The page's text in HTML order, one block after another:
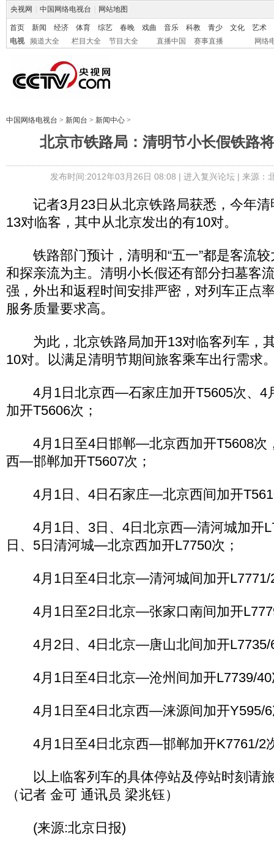
央视网 中国网络电视台 网站地图
首页 新闻 经济 体育 综艺 春晚 戏曲 音乐 科教 青少 文化
艺术
电视
频道大全 栏目大全 节目大全 直播中国 赛事直播 网络
中国网络电视台 > 新闻台 > 新闻中心 >
北京市铁路局：清明节小长假铁路
发布时间:2012年03月26日 08:08 | 进入复兴论坛| 来源：
记者3月23日从北京铁路局获悉，今年清
13对临客，其中从北京发出的有10对。
铁路部门预计，清明和“五一”都是客流较
和探亲流为主。清明小长假还有部分扫墓客
强，外出和返程时间安排严密，对列车正点
服务质量要求高。
为此，北京铁路局加开13对临客列车，
10对。以满足清明节期间旅客乘车出行需求
4月1日北京西―石家庄加开T5605次、4
加开T5606次；
4月1日至4日邯郸―北京西加开T5608次
西―邯郸加开T5607次；
4月1日、4日石家庄―北京西间加开
4月1日、3日、4日北京西―清河城加开
日、5日清河城―北京西加开L7750次；
4月1日至4日北京―清河城间加开L7771/
4月1日至2日北京―张家口南间加开
4月2日、4日北京―唐山北间加开L7735/
4月1日至4日北京―沧州间加开L7739/40
4月1日至4日北京西―涞源间加开Y595/6
4月1日至4日北京西―邯郸加开K7761/2
以上临客列车的具体停站及停站时刻请
（记者 金可 通讯员 梁兆钰）
(来源:北京日报)